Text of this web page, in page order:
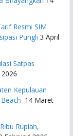
Resmi SIM
Pungli 3 April
Satpas
Kepulauan
14 Maret
Rupiah,